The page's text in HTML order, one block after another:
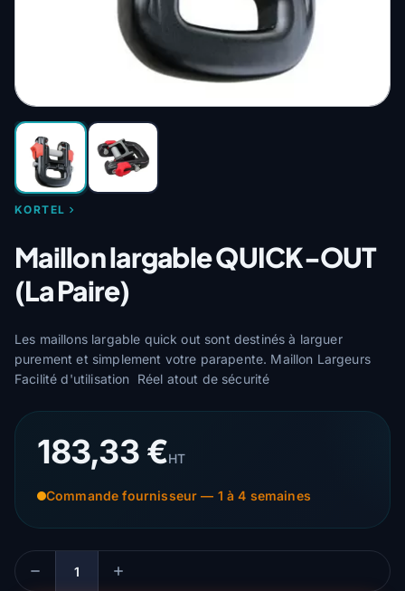
KORTEL
Maillon largable QUICK-OUT
(La Paire)
Les maillons largable quick out sont destinés à larguer
purement et simplement votre parapente. Maillon Largeurs
Facilité d'utilisation Réel atout de sécurité
183,33 €HT
Commande fournisseur — 1 à 4 semaines
Quantité